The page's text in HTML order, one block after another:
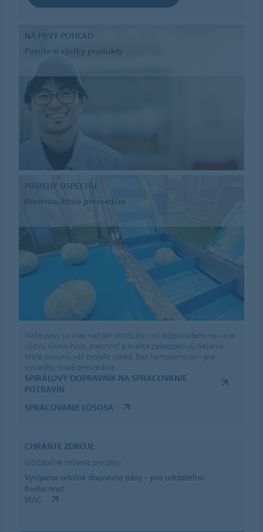
NA PRVÝ POHĽAD
Pozrite si všetky produkty
PRÍBEHY ÚSPECHU
Riešenia, ktoré presvedčia
Naše pásy sú viac než len produkty - sú odpoveďami na vaše
výzvy. Know-how, presnosť a kvalita zabezpečujú riešenia,
ktoré posunú váš projekt vpred. Bez kompromisov - pre
výsledky, ktoré presvedčia.
ŠPIRÁLOVÝ DOPRAVNÍK NA SPRACOVANIE
POTRAVÍN
SPRACOVANIE LOSOSA
CHRÁŇTE ZDROJE
Udržateľné riešenia pre pásy
Vyvíjame odolné dopravné pásy – pre udržateľnú
budúcnosť.
VIAC